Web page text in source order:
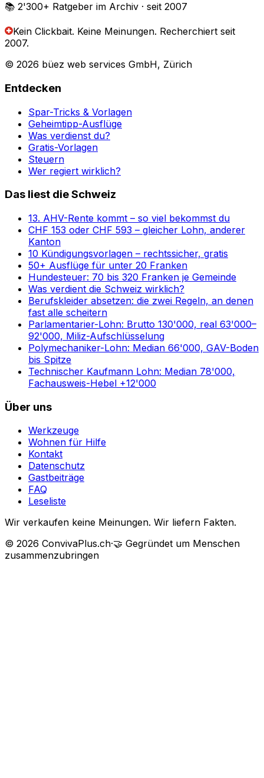
📚 2'300+ Ratgeber im Archiv · seit 2007
Kein Clickbait. Keine Meinungen. Recherchiert seit
2007.
© 2026 büez web services GmbH, Zürich
Entdecken
Spar-Tricks & Vorlagen
Geheimtipp-Ausflüge
Was verdienst du?
Gratis-Vorlagen
Steuern
Wer regiert wirklich?
Das liest die Schweiz
13. AHV-Rente kommt – so viel bekommst du
CHF 153 oder CHF 593 – gleicher Lohn, anderer
Kanton
10 Kündigungsvorlagen – rechtssicher, gratis
50+ Ausflüge für unter 20 Franken
Hundesteuer: 70 bis 320 Franken je Gemeinde
Was verdient die Schweiz wirklich?
Berufskleider absetzen: die zwei Regeln, an denen
fast alle scheitern
Parlamentarier-Lohn: Brutto 130'000, real 63'000–
92'000, Miliz-Aufschlüsselung
Polymechaniker-Lohn: Median 66'000, GAV-Boden
bis Spitze
Technischer Kaufmann Lohn: Median 78'000,
Fachausweis-Hebel +12'000
Über uns
Werkzeuge
Wohnen für Hilfe
Kontakt
Datenschutz
Gastbeiträge
FAQ
Leseliste
Wir verkaufen keine Meinungen. Wir liefern Fakten.
© 2026 ConvivaPlus.ch·🤝 Gegründet um Menschen
zusammenzubringen